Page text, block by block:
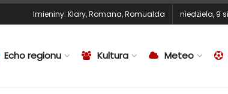
Imieniny: Klary,Romana,Romualda niedziela, 9
Echo regionu Kultura Meteo